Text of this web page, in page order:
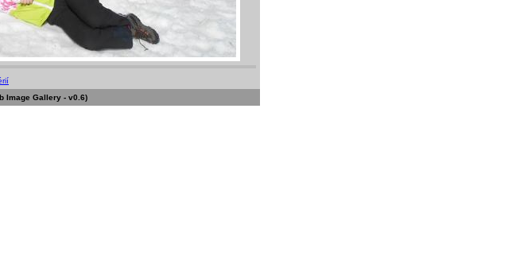
Image Gallery - v0.6)